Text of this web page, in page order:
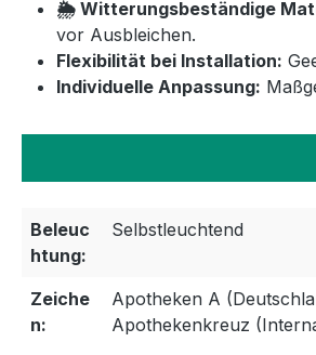
🌦️ Witterungsbeständige
vor Ausbleichen.
Flexibilität bei Installation:
Individuelle Anpassung:
Beleuc
htung:
Selbstleuchtend
Zeiche
n:
Apotheken A
Apothekenkreuz